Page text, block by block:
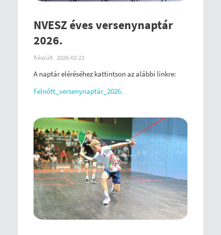
NVESZ éves versenynaptár
2026.
Készült 2026-02-23
A naptár eléréséhez kattintson az alábbi linkre:
Felnőtt_versenynaptár_2026.